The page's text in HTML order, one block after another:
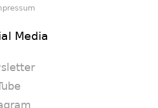
Media